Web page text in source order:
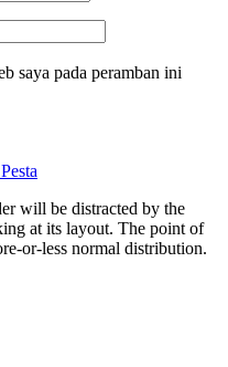
saya pada peramban ini
will be distracted by the
at its layout. The point of
or-less normal distribution.